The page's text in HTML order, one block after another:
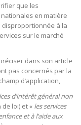
que les
en matière
à la
sur le marché
dans son article
pas concernés par la
d’application,
d’intérêt général non
loi) et « les services
et à l’aide aux